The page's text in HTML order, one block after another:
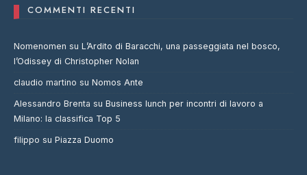
COMMENTI RECENTI
Nomenomen su L’Ardito di Baracchi, una passeggiata nel bosco,
l’Odissey di Christopher Nolan
claudio martino su Nomos Ante
Alessandro Brenta su Business lunch per incontri di lavoro a
Milano: la classifica Top 5
filippo su Piazza Duomo